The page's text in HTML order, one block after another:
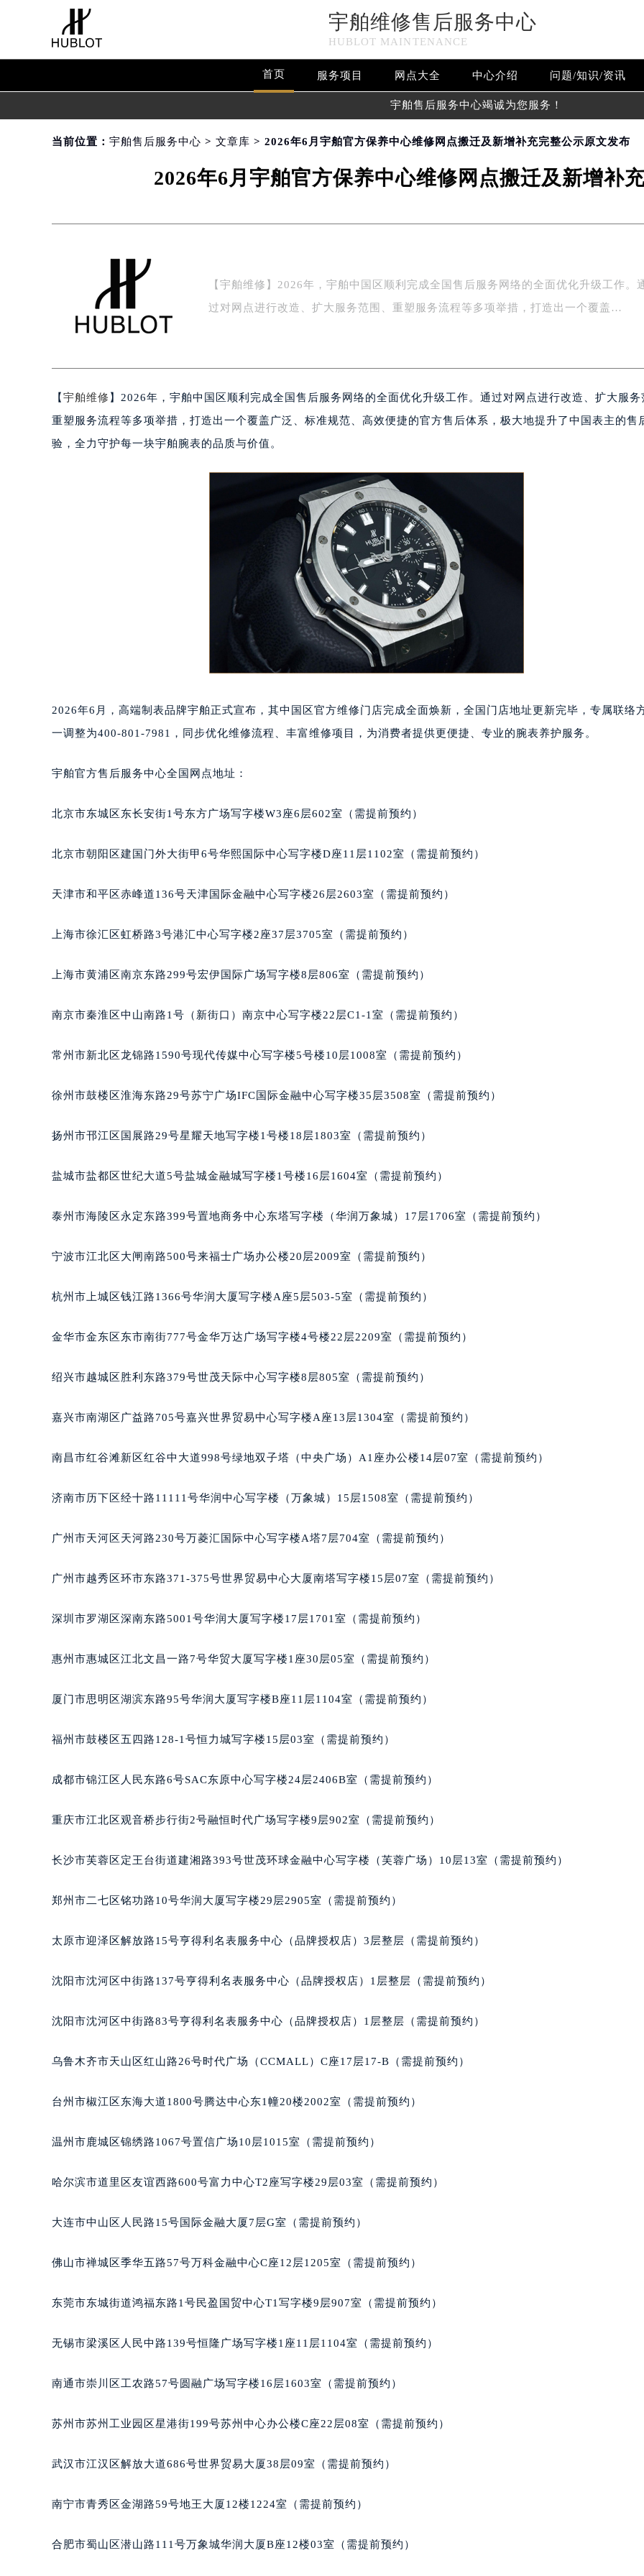
宇舶维修售后服务中心
HUBLOT MAINTENANCE
首页 服务项目 网点大全 中心介绍 问题/知识/资讯
宇舶售后服务中心竭诚为您服务！
当前位置： 宇舶售后服务中心 > 文章库 > 2026年6月宇舶官方保养中心维修网点搬迁及新增补充完整公示原文发布
2026年6月宇舶官方保养中心维修网点搬迁及新增补
【宇舶维修】2026年，宇舶中国区顺利完成全国售后服务网络的全面优化升级工作。
过对网点进行改造、扩大服务范围、重塑服务流程等多项举措，打造出一个覆盖…
【 宇舶维修 】2026年，宇舶中国区顺利完成全国售后服务网络的全面优化升级工作。通过对网点进行改造、扩大服务
重塑服务流程等多项举措，打造出一个覆盖广泛、标准规范、高效便捷的官方售后体系，极大地提升了中国表主的售
验，全力守护每一块宇舶腕表的品质与价值。
2026年6月，高端制表品牌宇舶正式宣布，其中国区官方维修门店完成全面焕新，全国门店地址更新完毕，专属联络
一调整为400-801-7981，同步优化维修流程、丰富维修项目，为消费者提供更便捷、专业的腕表养护服务。
宇舶官方售后服务中心全国网点地址：
北京市东城区东长安街1号东方广场写字楼W3座6层602室（需提前预约）
北京市朝阳区建国门外大街甲6号华熙国际中心写字楼D座11层1102室（需提前预约）
天津市和平区赤峰道136号天津国际金融中心写字楼26层2603室（需提前预约）
上海市徐汇区虹桥路3号港汇中心写字楼2座37层3705室（需提前预约）
上海市黄浦区南京东路299号宏伊国际广场写字楼8层806室（需提前预约）
南京市秦淮区中山南路1号（新街口）南京中心写字楼22层C1-1室（需提前预约）
常州市新北区龙锦路1590号现代传媒中心写字楼5号楼10层1008室（需提前预约）
徐州市鼓楼区淮海东路29号苏宁广场IFC国际金融中心写字楼35层3508室（需提前预约）
扬州市邗江区国展路29号星耀天地写字楼1号楼18层1803室（需提前预约）
盐城市盐都区世纪大道5号盐城金融城写字楼1号楼16层1604室（需提前预约）
泰州市海陵区永定东路399号置地商务中心东塔写字楼（华润万象城）17层1706室（需提前预约）
宁波市江北区大闸南路500号来福士广场办公楼20层2009室（需提前预约）
杭州市上城区钱江路1366号华润大厦写字楼A座5层503-5室（需提前预约）
金华市金东区东市南街777号金华万达广场写字楼4号楼22层2209室（需提前预约）
绍兴市越城区胜利东路379号世茂天际中心写字楼8层805室（需提前预约）
嘉兴市南湖区广益路705号嘉兴世界贸易中心写字楼A座13层1304室（需提前预约）
南昌市红谷滩新区红谷中大道998号绿地双子塔（中央广场）A1座办公楼14层07室（需提前预约）
济南市历下区经十路11111号华润中心写字楼（万象城）15层1508室（需提前预约）
广州市天河区天河路230号万菱汇国际中心写字楼A塔7层704室（需提前预约）
广州市越秀区环市东路371-375号世界贸易中心大厦南塔写字楼15层07室（需提前预约）
深圳市罗湖区深南东路5001号华润大厦写字楼17层1701室（需提前预约）
惠州市惠城区江北文昌一路7号华贸大厦写字楼1座30层05室（需提前预约）
厦门市思明区湖滨东路95号华润大厦写字楼B座11层1104室（需提前预约）
福州市鼓楼区五四路128-1号恒力城写字楼15层03室（需提前预约）
成都市锦江区人民东路6号SAC东原中心写字楼24层2406B室（需提前预约）
重庆市江北区观音桥步行街2号融恒时代广场写字楼9层902室（需提前预约）
长沙市芙蓉区定王台街道建湘路393号世茂环球金融中心写字楼（芙蓉广场）10层13室（需提前预约）
郑州市二七区铭功路10号华润大厦写字楼29层2905室（需提前预约）
太原市迎泽区解放路15号亨得利名表服务中心（品牌授权店）3层整层（需提前预约）
沈阳市沈河区中街路137号亨得利名表服务中心（品牌授权店）1层整层（需提前预约）
沈阳市沈河区中街路83号亨得利名表服务中心（品牌授权店）1层整层（需提前预约）
乌鲁木齐市天山区红山路26号时代广场（CCMALL）C座17层17-B（需提前预约）
台州市椒江区东海大道1800号腾达中心东1幢20楼2002室（需提前预约）
温州市鹿城区锦绣路1067号置信广场10层1015室（需提前预约）
哈尔滨市道里区友谊西路600号富力中心T2座写字楼29层03室（需提前预约）
大连市中山区人民路15号国际金融大厦7层G室（需提前预约）
佛山市禅城区季华五路57号万科金融中心C座12层1205室（需提前预约）
东莞市东城街道鸿福东路1号民盈国贸中心T1写字楼9层907室（需提前预约）
无锡市梁溪区人民中路139号恒隆广场写字楼1座11层1104室（需提前预约）
南通市崇川区工农路57号圆融广场写字楼16层1603室（需提前预约）
苏州市苏州工业园区星港街199号苏州中心办公楼C座22层08室（需提前预约）
武汉市江汉区解放大道686号世界贸易大厦38层09室（需提前预约）
南宁市青秀区金湖路59号地王大厦12楼1224室（需提前预约）
合肥市蜀山区潜山路111号万象城华润大厦B座12楼03室（需提前预约）